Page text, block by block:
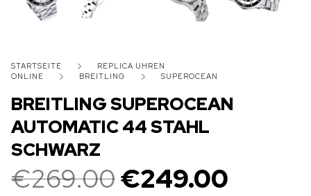
STARTSEITE
REPLICA UHREN
ONLINE
BREITLING SUPEROCEAN
BREITLING SUPEROCEAN
AUTOMATIC 44 STAHL
SCHWARZ
€269.00€249.00